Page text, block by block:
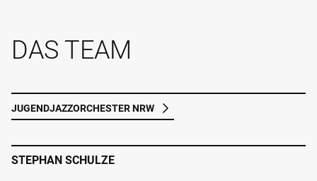
DAS TEAM
JUGENDJAZZORCHESTER NRW
STEPHAN SCHULZE